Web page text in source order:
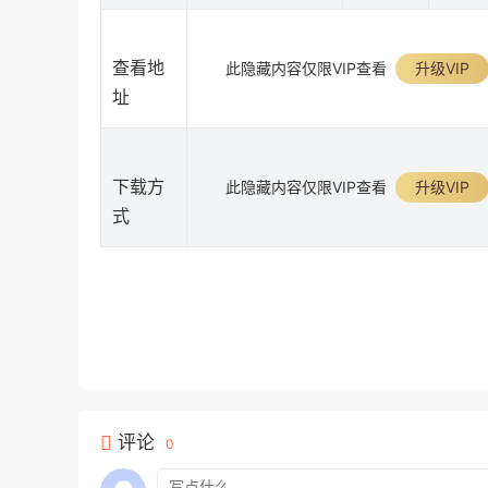
查看地
址
此隐藏内容仅限VIP查看 升级VIP
下载方
式
此隐藏内容仅限VIP查看 升级VIP
评论 0